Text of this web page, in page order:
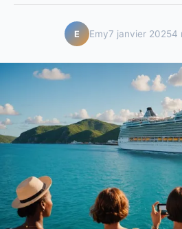
E Emy7 janvier 20254